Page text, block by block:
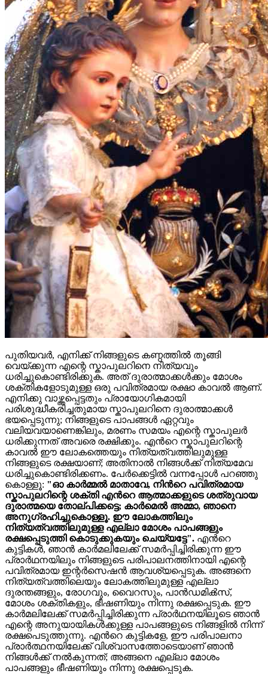
പുതിയവർ, എനിക്ക് നിങ്ങളുടെ കണ്ഠത്തിൽ തൂങ്ങി
വെയ്ക്കുന്ന എന്റെ സ്കാപുലറിനെ നിത്യവും
ധരിച്ചുകൊണ്ടിരിക്കുക. അത് ദുരാത്മാക്കൾക്കും മോശം
ശക്തികളോടുമുള്ള ഒരു പവിത്രമായ രക്ഷാ കാവൽ ആണ്.
എനിക്കു വാഴ്ത്തപ്പെട്ടതും പ്രായോഗികമായി
പരിശുദ്ധീകരിച്ചതുമായ സ്കാപുലറിനെ ദുരാത്മാക്കൾ
ഭയപ്പെടുന്നു; നിങ്ങളുടെ പാപങ്ങൾ ഏറ്റവും
വലിയവയാണെങ്കിലും, മരണം സമയം എന്റെ സ്കാപുലർ
ധരിക്കുന്നത് അവരെ രക്ഷിക്കും. എന്‍റെ സ്കാപുലറിന്റെ
കാവൽ ഈ ലോകത്തെയും നിത്യത്വത്തിലുമുള്ള
നിങ്ങളുടെ രക്ഷയാണ്; അതിനാൽ നിങ്ങൾക്ക് നിത്യമേവ
ധരിച്ചുകൊണ്ടിരിക്കണം. പേര്‍ക്കെട്ടിൽ വന്നപ്പോൾ പറഞ്ഞു
കൊള്ളൂ: "ഓ കാർമ്മൽ മാതാവേ, നിന്‍റെ പവിത്രമായ
സ്കാപുലറിന്റെ ശക്തി എന്‍റെ ആത്മാക്കളുടെ ശത്രുവായ
ദുരാത്മയെ തോല്പിക്കട്ടെ; കാർമെൽ അമ്മാ, ഞാനെ
അനുഗ്രഹിച്ചുകൊള്ളൂ. ഈ ലോകത്തിലും
നിത്യത്വത്തിലുമുള്ള എല്ലാ മോശം പാപങ്ങളും
രക്ഷപ്പെടുത്തി കൊടുക്കുകയും ചെയ്യട്ടേ". എന്‍റെ
കുട്ടികൾ, ഞാൻ കാർമലിലേക്ക് സമർപ്പിച്ചിരിക്കുന്ന ഈ
പ്രാർഥനയിലും നിങ്ങളുടെ പരിപാലനത്തിനായി എന്റെ
പവിത്രമായ ഇന്റർസെഷൻ ആവശ്യപ്പെടുക. അങ്ങനെ
നിത്യത്വത്തിലെയും ലോകത്തിലുമുള്ള എല്ലാ
ദുരന്തങ്ങളും, രോഗവും, വൈറസും, പാൻഡമിക്‍സ്,
മോശം ശക്തികളും, ഭീഷണിയും നിന്നു രക്ഷപ്പെടുക. ഈ
കാർമലിലേക്ക് സമർപ്പിച്ചിരിക്കുന്ന പ്രാർഥനയിലൂടെ ഞാന്‍
എന്റെ അനുയായികൾക്കുള്ള പാപങ്ങളുടെ നിങ്ങളിൽ നിന്ന്
രക്ഷപെടുത്തുന്നു. എന്‍റെ കുട്ടികളേ, ഈ പരിപാലനാ
പ്രാർത്ഥനയിലേക്ക് വിശ്വാസത്തോടെയാണ് ഞാൻ
നിങ്ങൾക്ക് നൽകുന്നത്; അങ്ങനെ എല്ലാ മോശം
പാപങ്ങളും ഭീഷണിയും നിന്നു രക്ഷപ്പെടുക.